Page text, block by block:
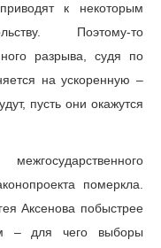
к некоторым
Поэтому-то
разрыва, судя по
на ускоренную –
пусть они окажутся
померкла.
Аксенова побыстрее
– для чего выборы